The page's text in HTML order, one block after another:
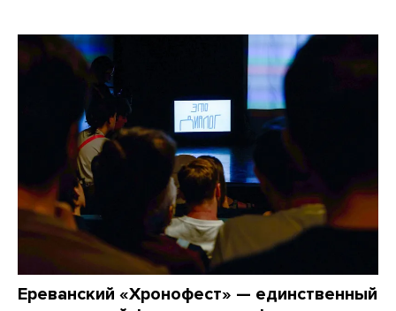
Ереванский «Хронофест» — единственный